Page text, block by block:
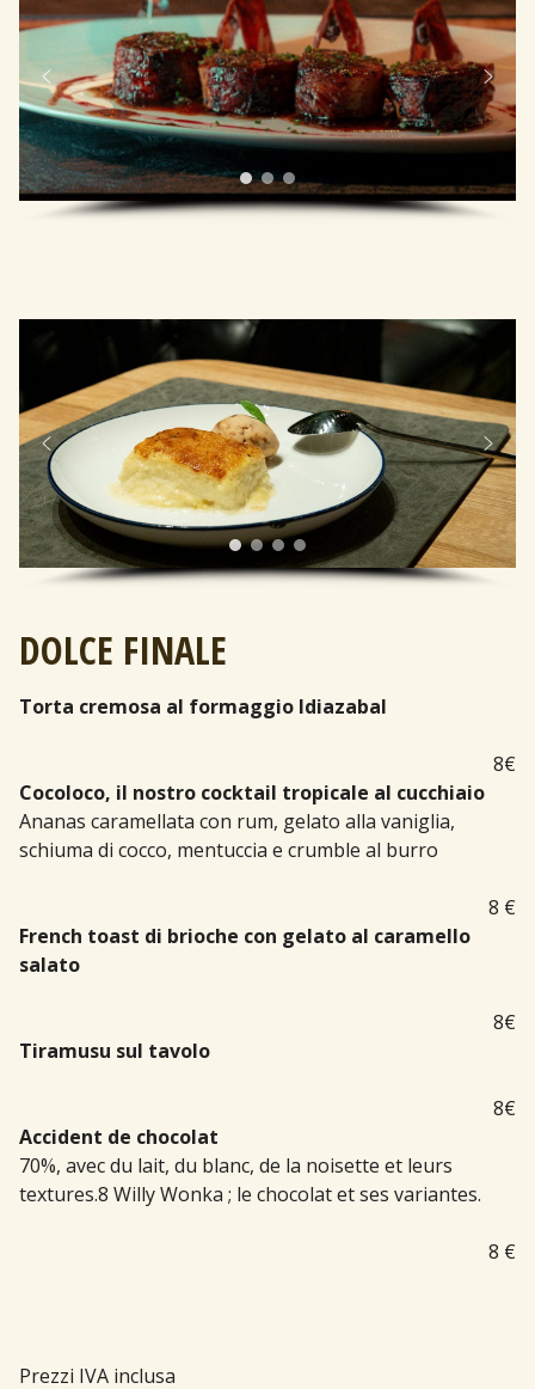
DOLCE FINALE
Torta cremosa al formaggio Idiazabal
8€
Cocoloco, il nostro cocktail tropicale al cucchiaio
Ananas caramellata con rum, gelato alla vaniglia,
schiuma di cocco, mentuccia e crumble al burro
8 €
French toast di brioche con gelato al caramello
salato
8€
Tiramusu sul tavolo
8€
Accident de chocolat
70%, avec du lait, du blanc, de la noisette et leurs
textures.8 Willy Wonka ; le chocolat et ses variantes.
8 €
Prezzi IVA inclusa